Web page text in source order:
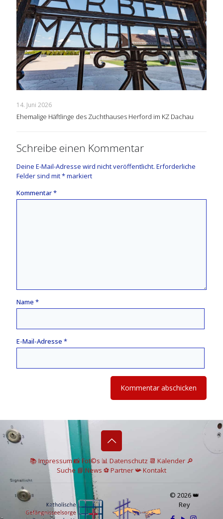
14. Juni 2026
Ehemalige Häftlinge des Zuchthauses Herford im KZ Dachau
Schreibe einen Kommentar
Deine E-Mail-Adresse wird nicht veröffentlicht. Erforderliche
Felder sind mit*markiert
Kommentar*
Name *
E-Mail-Adresse *
📚 Impressum📸Fot©s 📊 Datenschutz 📆 Kalender 🔎
Suche 📘 News ⚽Partner📯Kontakt
© 2026 👑
Rey